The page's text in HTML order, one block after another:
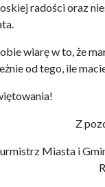
radości oraz
wiarę w to, że
od tego, ile
Z
Miasta i